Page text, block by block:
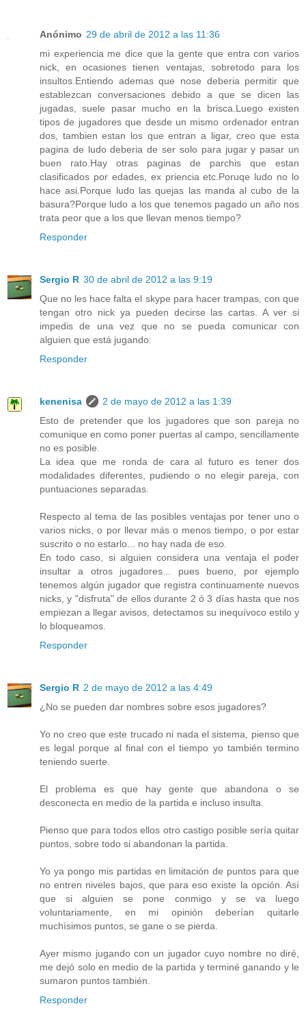
Anónimo 29 de abril de 2012 a las 11:36
mi experiencia me dice que la gente que entra con varios
nick, en ocasiones tienen ventajas, sobretodo para los
insultos.Entiendo ademas que nose deberia permitir que
establezcan conversaciones debido a que se dicen las
jugadas, suele pasar mucho en la brisca.Luego existen
tipos de jugadores que desde un mismo ordenador entran
dos, tambien estan los que entran a ligar, creo que esta
pagina de ludo deberia de ser solo para jugar y pasar un
buen rato.Hay otras paginas de parchis que estan
clasificados por edades, ex priencia etc.Poruqe ludo no lo
hace asi.Porque ludo las quejas las manda al cubo de la
basura?Porque ludo a los que tenemos pagado un año nos
trata peor que a los que llevan menos tiempo?
Responder
Sergio R 30 de abril de 2012 a las 9:19
Que no les hace falta el skype para hacer trampas, con que
tengan otro nick ya pueden decirse las cartas. A ver si
impedis de una vez que no se pueda comunicar con
alguien que está jugando.
Responder
kenenisa
2 de mayo de 2012 a las 1:39
Esto de pretender que los jugadores que son pareja no
comunique en como poner puertas al campo, sencillamente
no es posible.
La idea que me ronda de cara al futuro es tener dos
modalidades diferentes, pudiendo o no elegir pareja, con
puntuaciones separadas.
Respecto al tema de las posibles ventajas por tener uno o
varios nicks, o por llevar más o menos tiempo, o por estar
suscrito o no estarlo... no hay nada de eso.
En todo caso, si alguien considera una ventaja el poder
insultar a otros jugadores... pues bueno, por ejemplo
tenemos algún jugador que registra continuamente nuevos
nicks, y "disfruta" de ellos durante 2 ó 3 días hasta que nos
empiezan a llegar avisos, detectamos su inequívoco estilo y
lo bloqueamos.
Responder
Sergio R 2 de mayo de 2012 a las 4:49
¿No se pueden dar nombres sobre esos jugadores?
Yo no creo que este trucado ni nada el sistema, pienso que
es legal porque al final con el tiempo yo también termino
teniendo suerte.
El problema es que hay gente que abandona o se
desconecta en medio de la partida e incluso insulta.
Pienso que para todos ellos otro castigo posible sería quitar
puntos, sobre todo si abandonan la partida.
Yo ya pongo mis partidas en limitación de puntos para que
no entren niveles bajos, que para eso existe la opción. Así
que si alguien se pone conmigo y se va luego
voluntariamente, en mi opinión deberían quitarle
muchísimos puntos, se gane o se pierda.
Ayer mismo jugando con un jugador cuyo nombre no diré,
me dejó solo en medio de la partida y terminé ganando y le
sumaron puntos también.
Responder